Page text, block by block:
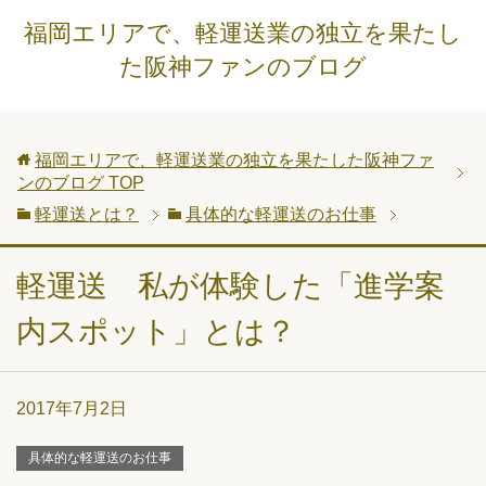
福岡エリアで、軽運送業の独立を果たし
た阪神ファンのブログ
福岡エリアで、軽運送業の独立を果たした阪神ファ
ンのブログ TOP
軽運送とは？
具体的な軽運送のお仕事
軽運送 私が体験した「進学案
内スポット」とは？
2017年7月2日
具体的な軽運送のお仕事